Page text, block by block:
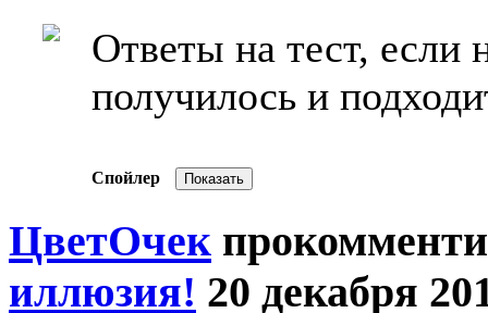
Ответы на тест, если
получилось и
Спойлер
ЦветOчек
иллюзия! 20 декабря